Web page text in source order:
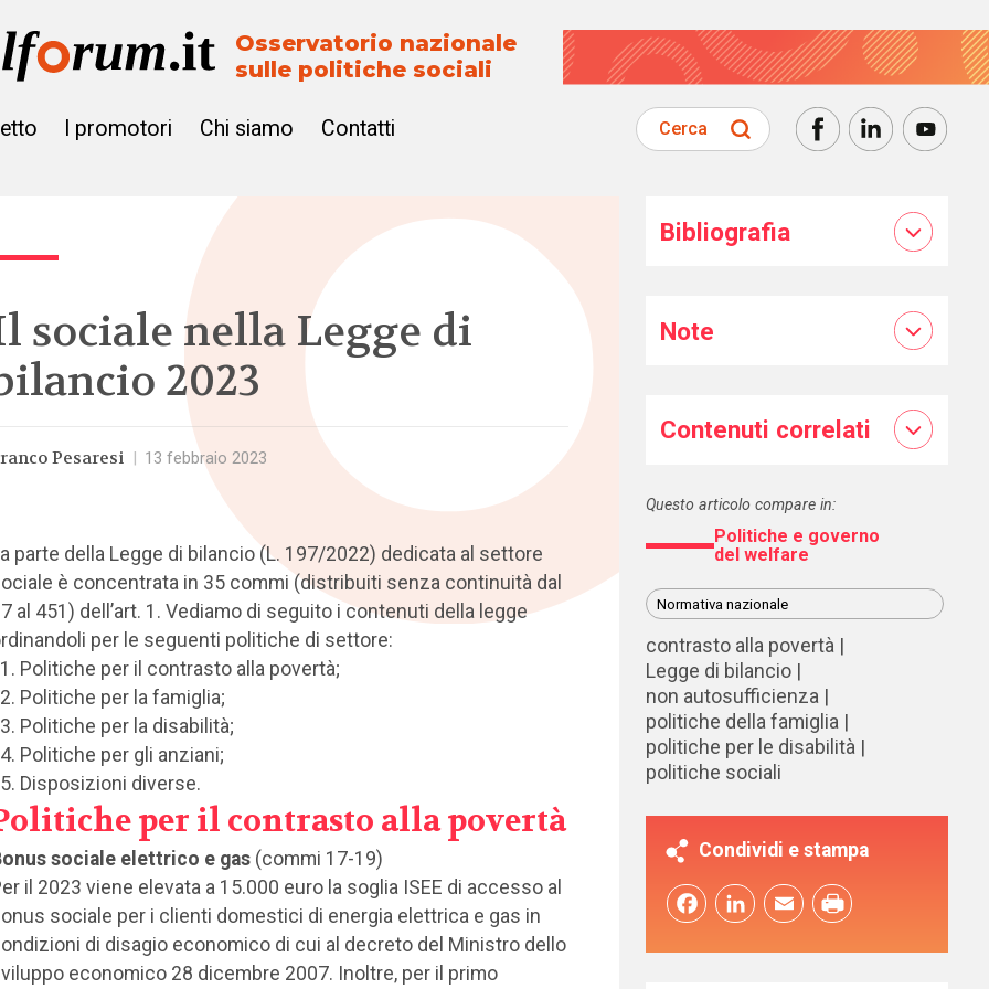
Osservatorio nazionale
sulle politiche sociali
I promotori Chi siamo Contatti Cerca
sociale nella Legge di
2023
Pesaresi 13 febbraio 2023
parte della Legge di bilancio (L. 197/2022) dedicata al settore
è concentrata in 35 commi (distribuiti senza continuità dal
al 451) dell’art. 1. Vediamo di seguito i contenuti della legge
per le seguenti politiche di settore:
Politiche per il contrasto alla povertà;
Politiche per la famiglia;
Politiche per la disabilità;
Politiche per gli anziani;
Disposizioni diverse.
per il contrasto alla povertà
sociale elettrico e gas(commi 17-19)
il 2023 viene elevata a 15.000 euro la soglia ISEE di accesso al
sociale per i clienti domestici di energia elettrica e gas in
di disagio economico di cui al decreto del Ministro dello
economico 28 dicembre 2007. Inoltre, per il primo
Bibliografia
Note
Contenuti correlati
Questo articolo compare in:
Politiche e governo
del welfare
Normativa nazionale
contrasto alla povertà
Legge di bilancio
non autosufficienza
politiche della famiglia
politiche per le disabilità
politiche sociali
Condividi e stampa
FacebookLinkedInEmail